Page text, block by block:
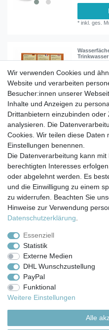
*inkl. ges.
7,90 € *
*inkl. ges.
Impressum
Versand- &
Wir verwenden Cookies und
Website und verarbeiten
Besucher:innen unserer
Inhalte und Anzeigen zu
Drittanbietern einzubinden
analysieren. Die
Cookies. Wir teilen diese Daten
Einstellungen benennen.
Die Datenverarbeitung kann
berechtigten Interesses
oder abgelehnt werden. Es
und die Einwilligung zu einem
zu widerrufen. Beachten Sie
Hinweise zur Verwendung
Daten­schutz­erklärung
Essenziell
Statistik
Externe Medien
DHL Wunschzustellung
PayPal
Funktional
Weitere Einstellungen
Alle